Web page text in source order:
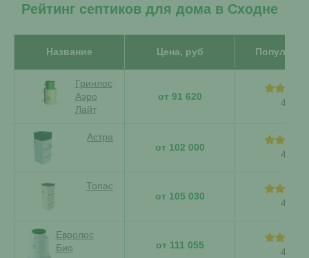
Рейтинг септиков для дома в Сходне
Название Цена, руб
Гринлос
Аэро
Лайт
от 91 620
4.84
Астра
от 102 000
4.75
Топас
от 105 030
4,92
Евролос
Био
от 111 055
4,46